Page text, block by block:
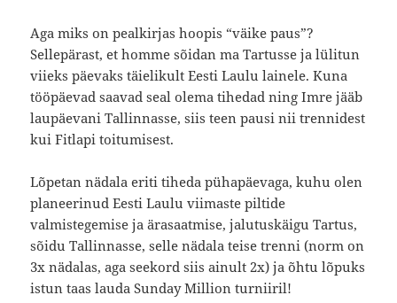
Aga miks on pealkirjas hoopis “väike paus”?
Sellepärast, et homme sõidan ma Tartusse ja lülitun
viieks päevaks täielikult Eesti Laulu lainele. Kuna
tööpäevad saavad seal olema tihedad ning Imre jääb
laupäevani Tallinnasse, siis teen pausi nii trennidest
kui Fitlapi toitumisest.
Lõpetan nädala eriti tiheda pühapäevaga, kuhu olen
planeerinud Eesti Laulu viimaste piltide
valmistegemise ja ärasaatmise, jalutuskäigu Tartus,
sõidu Tallinnasse, selle nädala teise trenni (norm on
3x nädalas, aga seekord siis ainult 2x) ja õhtu lõpuks
istun taas lauda Sunday Million turniiril!